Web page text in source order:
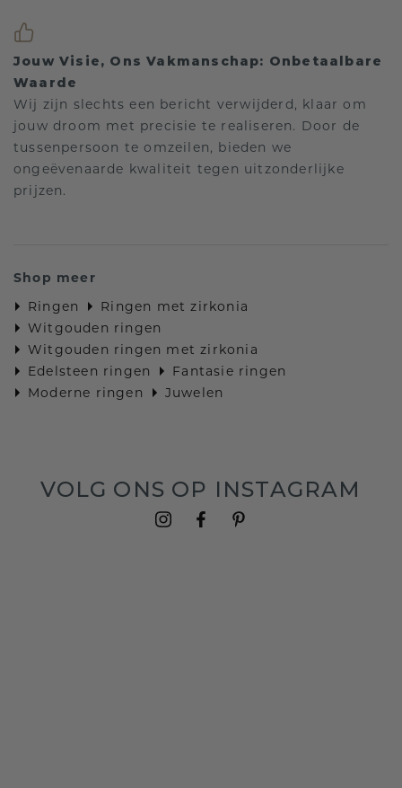
Jouw Visie, Ons Vakmanschap: Onbetaalbare
Waarde
Wij zijn slechts een bericht verwijderd, klaar om
jouw droom met precisie te realiseren. Door de
tussenpersoon te omzeilen, bieden we
ongeëvenaarde kwaliteit tegen uitzonderlijke
prijzen.
Shop meer
Ringen
Ringen met zirkonia
Witgouden ringen
Witgouden ringen met zirkonia
Edelsteen ringen
Fantasie ringen
Moderne ringen
Juwelen
VOLG ONS OP INSTAGRAM